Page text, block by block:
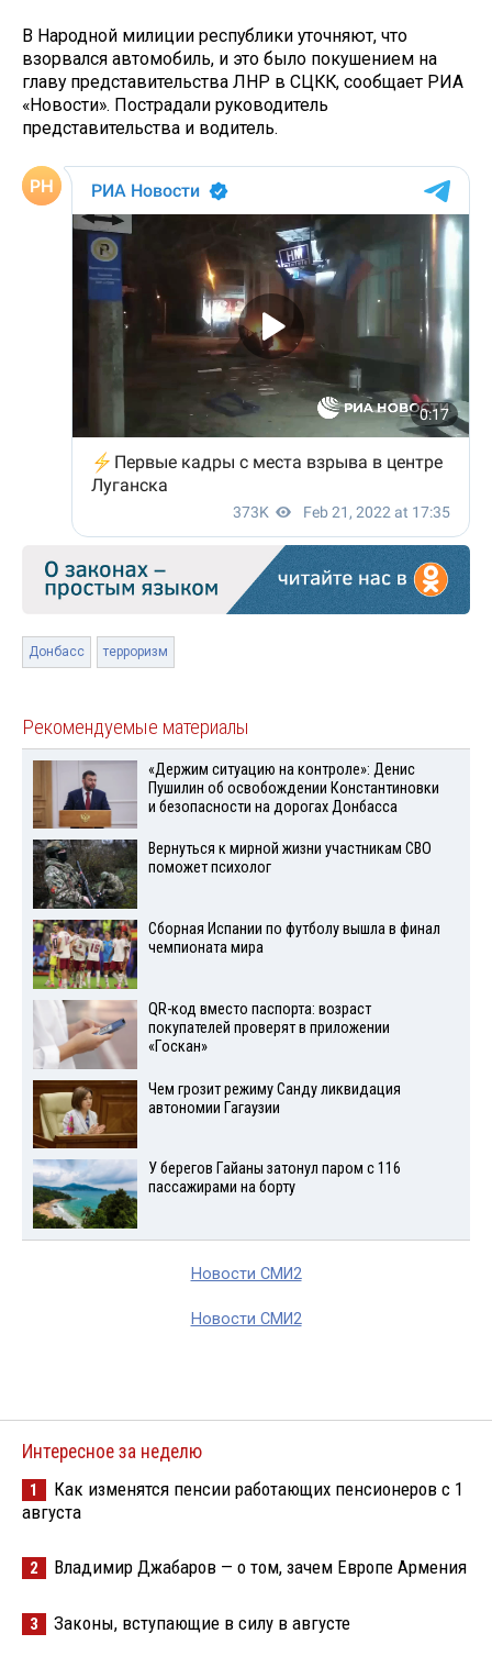
В Народной милиции республики уточняют, что
взорвался автомобиль, и это было покушением на
главу представительства ЛНР в СЦКК, сообщает РИА
«Новости». Пострадали руководитель
представительства и водитель.
Донбасс терроризм
Рекомендуемые материалы
«Держим ситуацию на контроле»: Денис
Пушилин об освобождении Константиновки
и безопасности на дорогах Донбасса
Вернуться к мирной жизни участникам СВО
поможет психолог
Сборная Испании по футболу вышла в финал
чемпионата мира
QR-код вместо паспорта: возраст
покупателей проверят в приложении
«Госкан»
Чем грозит режиму Санду ликвидация
автономии Гагаузии
У берегов Гайаны затонул паром с 116
пассажирами на борту
Новости СМИ2
Новости СМИ2
Интересное за неделю
1
Как изменятся пенсии работающих пенсионеров с 1
августа
2 Владимир Джабаров — о том, зачем Европе Армения
3 Законы, вступающие в силу в августе